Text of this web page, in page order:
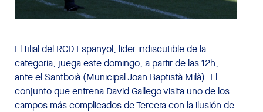
El filial del RCD Espanyol, líder indiscutible de la
categoría, juega este domingo, a partir de las 12h,
ante el Santboià (Municipal Joan Baptistà Milà). El
conjunto que entrena David Gallego visita uno de los
campos más complicados de Tercera con la ilusión de